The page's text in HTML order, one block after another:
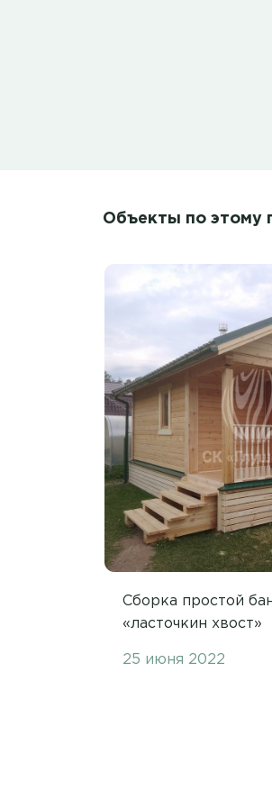
Объекты по этому
Сборка простой
«ласточкин хвост»
25 июня 2022